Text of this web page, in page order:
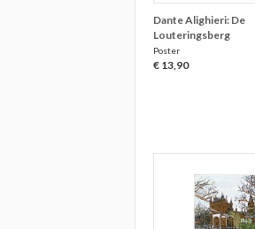
Dante Alighieri: De
Louteringsberg
Poster
€ 13,90